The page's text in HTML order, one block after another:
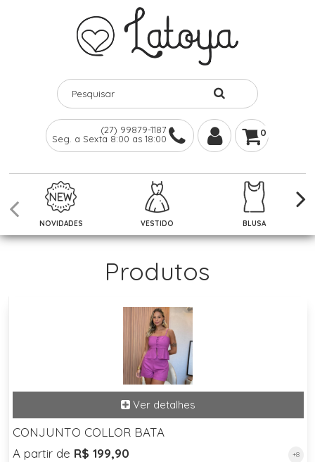
(27) 99879-1187
Seg. a Sexta 8:00 as 18:00
0
NOVIDADES VESTIDO BLUSA
Produtos
CONJUNTO COLLOR BATA
A partir de R$ 199,90 +8